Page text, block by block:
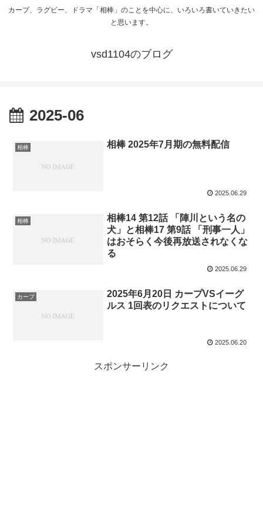
カープ、ラグビー、ドラマ「相棒」のことを中心に、いろいろ書いていきたい
と思います。
vsd1104のブログ
2025-06
相棒 相棒 2025年7月期の無料配信
2025.06.29
相棒
相棒14 第12話 「陣川という名の
犬」と相棒17 第9話 「刑事一人」
はおそらく今後再放送されなくな
る
2025.06.29
カープ
2025年6月20日 カープVSイーグ
ルス 1回表のリクエストについて
2025.06.20
スポンサーリンク